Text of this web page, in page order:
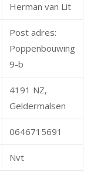
Herman van Lit
Post adres:
Poppenbouwing
9-b
4191 NZ,
Geldermalsen
0646715691
Nvt